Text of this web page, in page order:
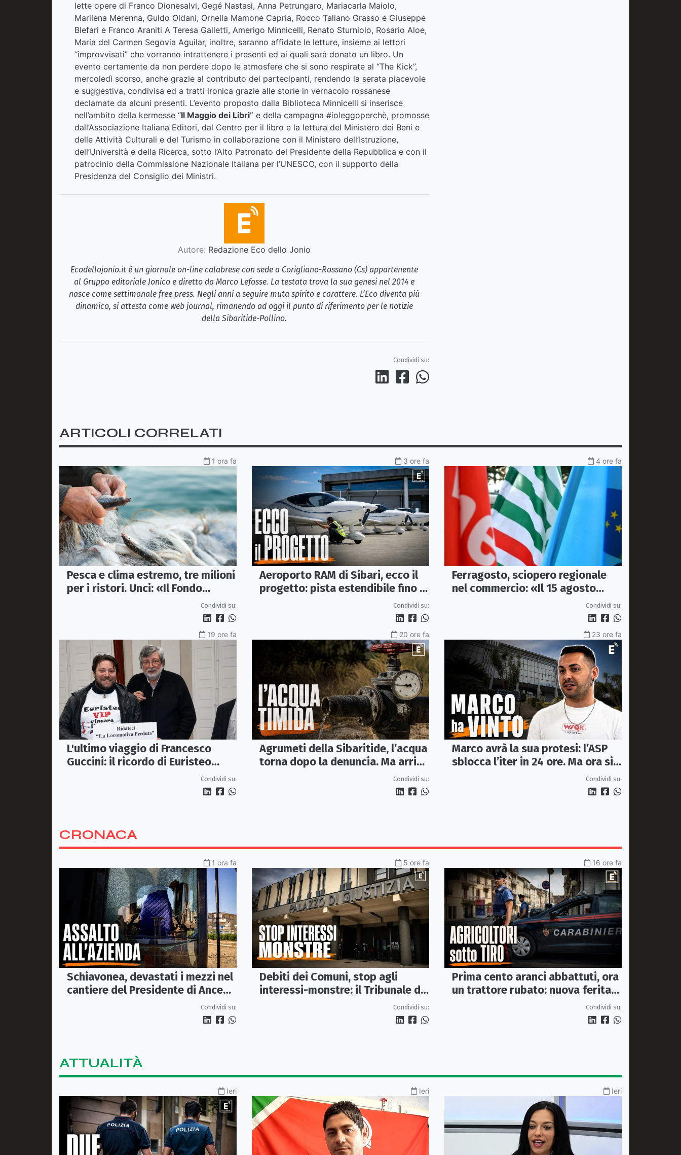
lette opere di Franco Dionesalvi, Gegé Nastasi, Anna Petrungaro, Mariacarla Maiolo,
Marilena Merenna, Guido Oldani, Ornella Mamone Capria, Rocco Taliano Grasso e Giuseppe
Blefari e Franco Araniti A Teresa Galletti, Amerigo Minnicelli, Renato Sturniolo, Rosario Aloe,
Maria del Carmen Segovia Aguilar, inoltre, saranno affidate le letture, insieme ai lettori
“improvvisati” che vorranno intrattenere i presenti ed ai quali sarà donato un libro. Un
evento certamente da non perdere dopo le atmosfere che si sono respirate al “The Kick”,
mercoledì scorso, anche grazie al contributo dei partecipanti, rendendo la serata piacevole
e suggestiva, condivisa ed a tratti ironica grazie alle storie in vernacolo rossanese
declamate da alcuni presenti. L’evento proposto dalla Biblioteca Minnicelli si inserisce
nell’ambito della kermesse “Il Maggio dei Libri” e della campagna #ioleggoperchè, promosse
dall’Associazione Italiana Editori, dal Centro per il libro e la lettura del Ministero dei Beni e
delle Attività Culturali e del Turismo in collaborazione con il Ministero dell’Istruzione,
dell’Università e della Ricerca, sotto l’Alto Patronato del Presidente della Repubblica e con il
patrocinio della Commissione Nazionale Italiana per l’UNESCO, con il supporto della
Presidenza del Consiglio dei Ministri.
Autore: Redazione Eco dello Jonio
Ecodellojonio.it è un giornale on-line calabrese con sede a Corigliano-Rossano (Cs) appartenente
al Gruppo editoriale Jonico e diretto da Marco Lefosse. La testata trova la sua genesi nel 2014 e
nasce come settimanale free press. Negli anni a seguire muta spirito e carattere. L’Eco diventa più
dinamico, si attesta come web journal, rimanendo ad oggi il punto di riferimento per le notizie
della Sibaritide-Pollino.
Condividi su:
ARTICOLI CORRELATI
1 ora fa
Pesca e clima estremo, tre milioni
per i ristori. Unci: «Il Fondo
Condividi su:
3 ore fa
Aeroporto RAM di Sibari, ecco il
progetto: pista estendibile fino a
2 km e trasporto passeggeriCondividi su:
4 ore fa
Ferragosto, sciopero regionale
nel commercio: «Il 15 agosto
Condividi su:
19 ore fa
L'ultimo viaggio di Francesco
Guccini: il ricordo di Euristeo
Condividi su:
20 ore fa
Agrumeti della Sibaritide, l’acqua
torna dopo la denuncia. Ma arriva
con un terzo della pressioneCondividi su:
23 ore fa
Marco avrà la sua protesi: l’ASP
sblocca l’iter in 24 ore. Ma ora si
apre il caso dell’Ufficio ausiliCondividi su:
CRONACA
1 ora fa
Schiavonea, devastati i mezzi nel
cantiere del Presidente di Ance
Condividi su:
5 ore fa
Debiti dei Comuni, stop agli
interessi-monstre: il Tribunale di
Condividi su:
16 ore fa
Prima cento aranci abbattuti, ora
un trattore rubato: nuova ferita
all’agricoltura della SibaritideCondividi su:
ATTUALITÀ
Ieri Ieri Ieri